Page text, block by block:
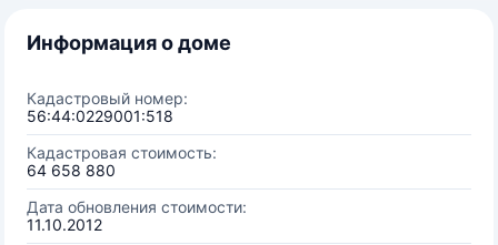
Информация о доме
Кадастровый номер:
56:44:0229001:518
Кадастровая стоимость:
64 658 880
Дата обновления стоимости:
11.10.2012